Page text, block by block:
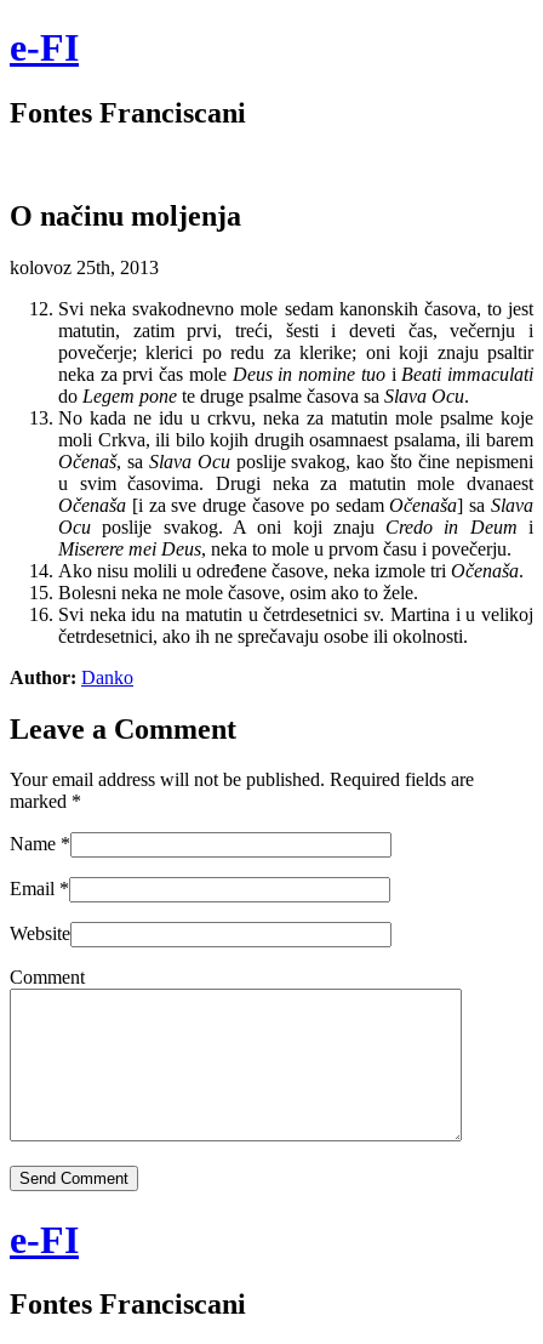
e-FI
Fontes Franciscani
O načinu moljenja
kolovoz 25th, 2013
Svi neka svakodnevno mole sedam kanonskih časova, to jest
matutin, zatim prvi, treći, šesti i deveti čas, večernju i
povečerje; klerici po redu za klerike; oni koji znaju psaltir
neka za prvi čas mole Deus in nomine tuoi Beati immaculati
do Legem pone te druge psalme časova sa Slava Ocu.
No kada ne idu u crkvu, neka za matutin mole psalme koje
moli Crkva, ili bilo kojih drugih osamnaest psalama, ili barem
Očenaš, sa Slava Ocuposlije svakog, kao što čine nepismeni
u svim časovima. Drugi neka za matutin mole dvanaest
Očenaša [i za sve druge časove po sedamOčenaša] saSlava
Ocu poslije svakog. A oni koji znaju Credo in Deum i
Miserere mei Deus, neka to mole u prvom času i povečerju.
Ako nisu molili u određene časove, neka izmole tri Očenaša.
Bolesni neka ne mole časove, osim ako to žele.
Svi neka idu na matutin u četrdesetnici sv. Martina i u velikoj
četrdesetnici, ako ih ne sprečavaju osobe ili okolnosti.
Author: Danko
Leave a Comment
Your email address will not be published. Required fields are
marked *
Name *
Email *
Website
Comment
e-FI
Fontes Franciscani